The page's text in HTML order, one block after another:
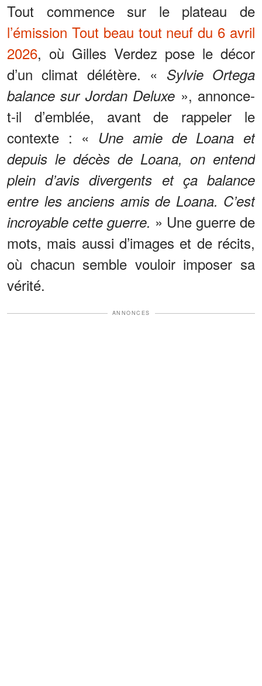
Tout commence sur le plateau de
l’émission Tout beau tout neuf du 6 avril
2026, où Gilles Verdez pose le décor
d’un climat délétère. « Sylvie Ortega
balance sur Jordan Deluxe », annonce-
t-il d’emblée, avant de rappeler le
contexte : « Une amie de Loana et
depuis le décès de Loana, on entend
plein d’avis divergents et ça balance
entre les anciens amis de Loana. C’est
incroyable cette guerre. » Une guerre de
mots, mais aussi d’images et de récits,
où chacun semble vouloir imposer sa
vérité.
ANNONCES